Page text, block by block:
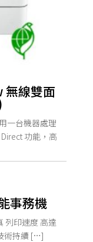
無線雙面
一台機器處理
功能，高
事務機
列印速度 高達
術持續 […]